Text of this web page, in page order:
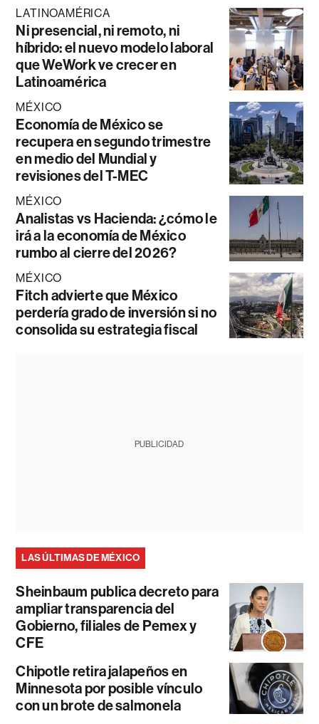
LATINOAMÉRICA
Ni presencial, ni remoto, ni
híbrido: el nuevo modelo laboral
que WeWork ve crecer en
Latinoamérica
MÉXICO
Economía de México se
recupera en segundo trimestre
en medio del Mundial y
revisiones del T-MEC
MÉXICO
Analistas vs Hacienda: ¿cómo le
irá a la economía de México
rumbo al cierre del 2026?
MÉXICO
Fitch advierte que México
perdería grado de inversión si no
consolida su estrategia fiscal
PUBLICIDAD
LAS ÚLTIMAS DE MÉXICO
Sheinbaum publica decreto para
ampliar transparencia del
Gobierno, filiales de Pemex y
CFE
Chipotle retira jalapeños en
Minnesota por posible vínculo
con un brote de salmonela